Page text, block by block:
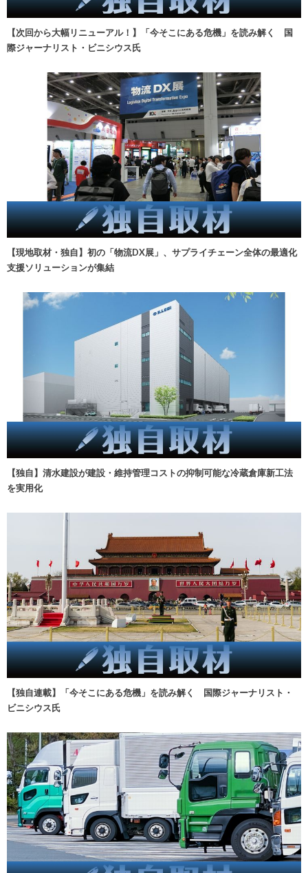
【次回から大幅リニューアル！】「今そこにある危機」を読み解く 国
際ジャーナリスト・ビニシウス氏
【現地取材・独自】初の「物流DX展」、サプライチェーン全体の最適化
支援ソリューションが集結
【独自】清水建設が建設・維持管理コストの抑制可能な冷蔵倉庫新工法
を実用化
【独自連載】「今そこにある危機」を読み解く 国際ジャーナリスト・
ビニシウス氏